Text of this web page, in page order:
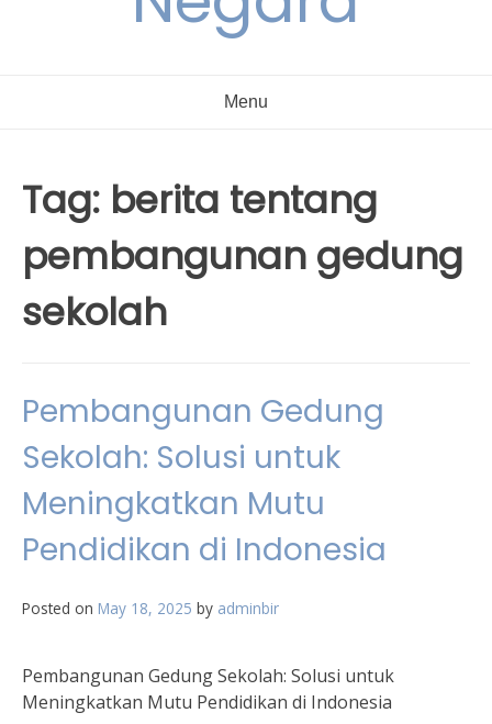
Menu
Tag: berita tentang
pembangunan gedung
sekolah
Pembangunan Gedung
Sekolah: Solusi untuk
Meningkatkan Mutu
Pendidikan di Indonesia
Posted on May 18, 2025 by adminbir
Pembangunan Gedung Sekolah: Solusi untuk
Meningkatkan Mutu Pendidikan di Indonesia